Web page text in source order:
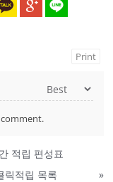
Print
적립 편성표
릭적립 목록
»